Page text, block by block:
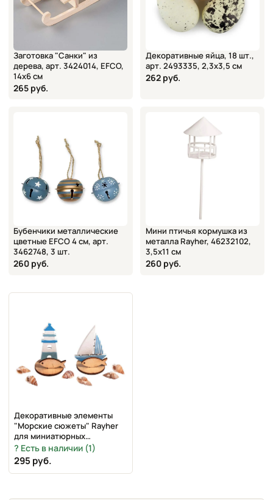
Заготовка "Санки" из
дерева, арт. 3424014, EFCO,
14х6 см
265 руб.
Декоративные яйца, 18 шт.,
арт. 2493335, 2,3х3,5 см
262 руб.
Бубенчики металлические
цветные EFCO 4 см, арт.
3462748, 3 шт.
260 руб.
Мини птичья кормушка из
металла Rayher, 46232102,
3,5х11 см
260 руб.
Декоративные элементы
"Морские сюжеты" Rayher
для миниатюрных
композиций, арт. 46218000
Есть в наличии (1)
295 руб.